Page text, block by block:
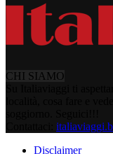
CHI SIAMO
Disclaimer